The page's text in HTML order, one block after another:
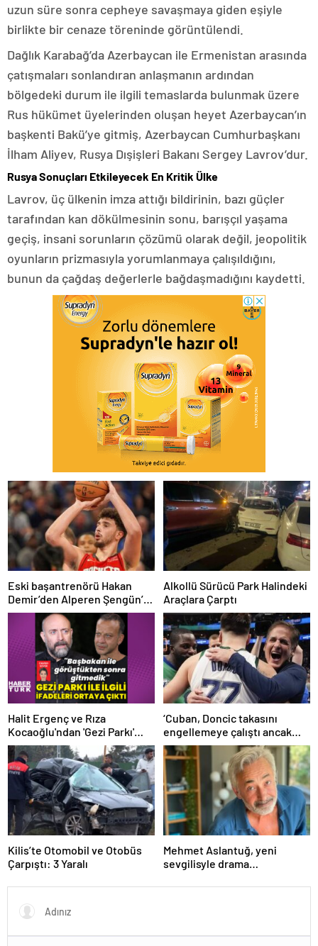
uzun süre sonra cepheye savaşmaya giden eşiyle
birlikte bir cenaze töreninde görüntülendi.
Dağlık Karabağ’da Azerbaycan ile Ermenistan arasında
çatışmaları sonlandıran anlaşmanın ardından
bölgedeki durum ile ilgili temaslarda bulunmak üzere
Rus hükümet üyelerinden oluşan heyet Azerbaycan’ın
başkenti Bakü’ye gitmiş, Azerbaycan Cumhurbaşkanı
İlham Aliyev, Rusya Dışişleri Bakanı Sergey Lavrov’dur.
Rusya Sonuçları Etkileyecek En Kritik Ülke
Lavrov, üç ülkenin imza attığı bildirinin, bazı güçler
tarafından kan dökülmesinin sonu, barışçıl yaşama
geçiş, insani sorunların çözümü olarak değil, jeopolitik
oyunların prizmasıyla yorumlanmaya çalışıldığını,
bunun da çağdaş değerlerle bağdaşmadığını kaydetti.
Eski başantrenörü Hakan
Demir’den Alperen Şengün’e
övgü
Alkollü Sürücü Park Halindeki
Araçlara Çarptı
Halit Ergenç ve Rıza
Kocaoğlu'ndan 'Gezi Parkı'
ifadesi – Magazin haberleri
‘Cuban, Doncic takasını
engellemeye çalıştı ancak
geç kaldı’ iddiası! NBA
Haberleri
Kilis’te Otomobil ve Otobüs
Çarpıştı: 3 Yaralı
Mehmet Aslantuğ, yeni
sevgilisyle drama
Magazin haberleri